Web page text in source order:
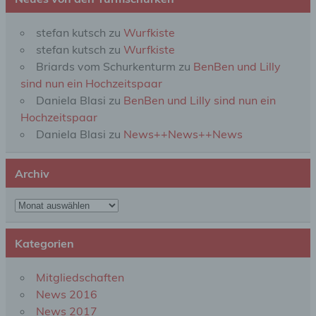
stefan kutsch zu Wurfkiste
stefan kutsch zu Wurfkiste
Briards vom Schurkenturm zu BenBen und Lilly
sind nun ein Hochzeitspaar
Daniela Blasi zu BenBen und Lilly sind nun ein
Hochzeitspaar
Daniela Blasi zu News++News++News
Archiv
Archiv
Kategorien
Mitgliedschaften
News 2016
News 2017
das Ordnen, die Speicherung, die Anpassung oder
Veränderung, das Auslesen, das Abfragen, die
Verwendung, die Offenlegung durch Übermittlung,
Verbreitung oder eine andere Form der
Bereitstellung, den Abgleich oder die Verknüpfung,
die Einschränkung, das Löschen oder die
Vernichtung.
d) Einschränkung der Verarbeitung
Einschränkung der Verarbeitung ist die Markierung
gespeicherter personenbezogener Daten mit dem
Ziel, ihre künftige Verarbeitung einzuschränken.
e) Profiling
Profiling ist jede Art der automatisierten